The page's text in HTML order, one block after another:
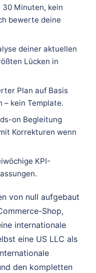
30 Minuten, kein
bewerte deine
deiner aktuellen
Lücken in
Plan auf Basis
– kein Template.
on Begleitung
Korrekturen wenn
KPI-
von null aufgebaut
Shop,
internationale
eine US LLC als
den kompletten